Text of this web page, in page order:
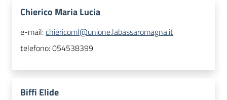
Chierico Maria Lucia
e-mail:chiericoml@unione.labassaromagna.it
telefono:054538399
Biffi Elide